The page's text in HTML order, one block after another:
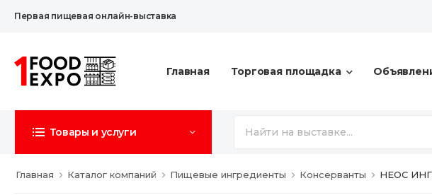
Первая пищевая онлайн-выставка
Главная Торговая площадка
Товары и услуги
Главная Каталог компаний Пищевые ингредиенты Консерванты НЕОС